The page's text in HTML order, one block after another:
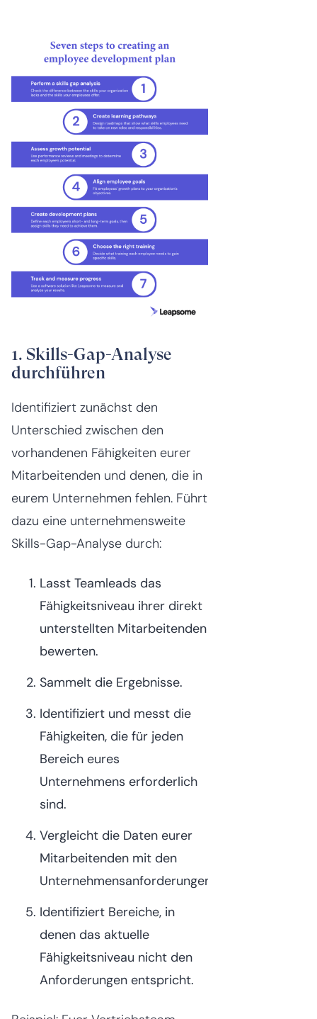
1. Skills-Gap-Analyse
durchführen
Identifiziert zunächst den
Unterschied zwischen den
vorhandenen Fähigkeiten eurer
Mitarbeitenden und denen, die in
eurem Unternehmen fehlen. Führt
dazu eine unternehmensweite
Skills-Gap-Analyse durch:
Lasst Teamleads das
Fähigkeitsniveau ihrer direkt
unterstellten Mitarbeitenden
bewerten.
Sammelt die Ergebnisse.
Identifiziert und messt die
Fähigkeiten, die für jeden
Bereich eures
Unternehmens erforderlich
sind.
Vergleicht die Daten eurer
Mitarbeitenden mit den
Unternehmensanforderungen.
Identifiziert Bereiche, in
denen das aktuelle
Fähigkeitsniveau nicht den
Anforderungen entspricht.